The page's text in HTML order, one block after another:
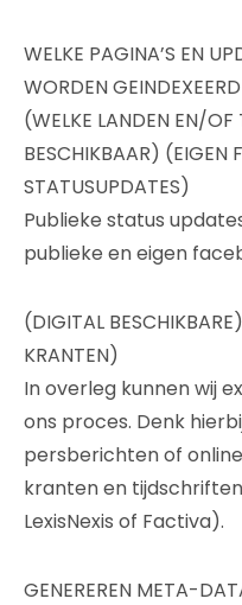
WELKE PAGINA’S EN
WORDEN
(WELKE LANDEN EN/OF
BESCHIKBAAR) (EIGEN
STATUSUPDATES)
Publieke status
publieke en eigen
(DIGITAL
KRANTEN)
In overleg kunnen wij
ons proces. Denk
persberichten of
kranten en
LexisNexis of Factiva).
GENEREREN META-